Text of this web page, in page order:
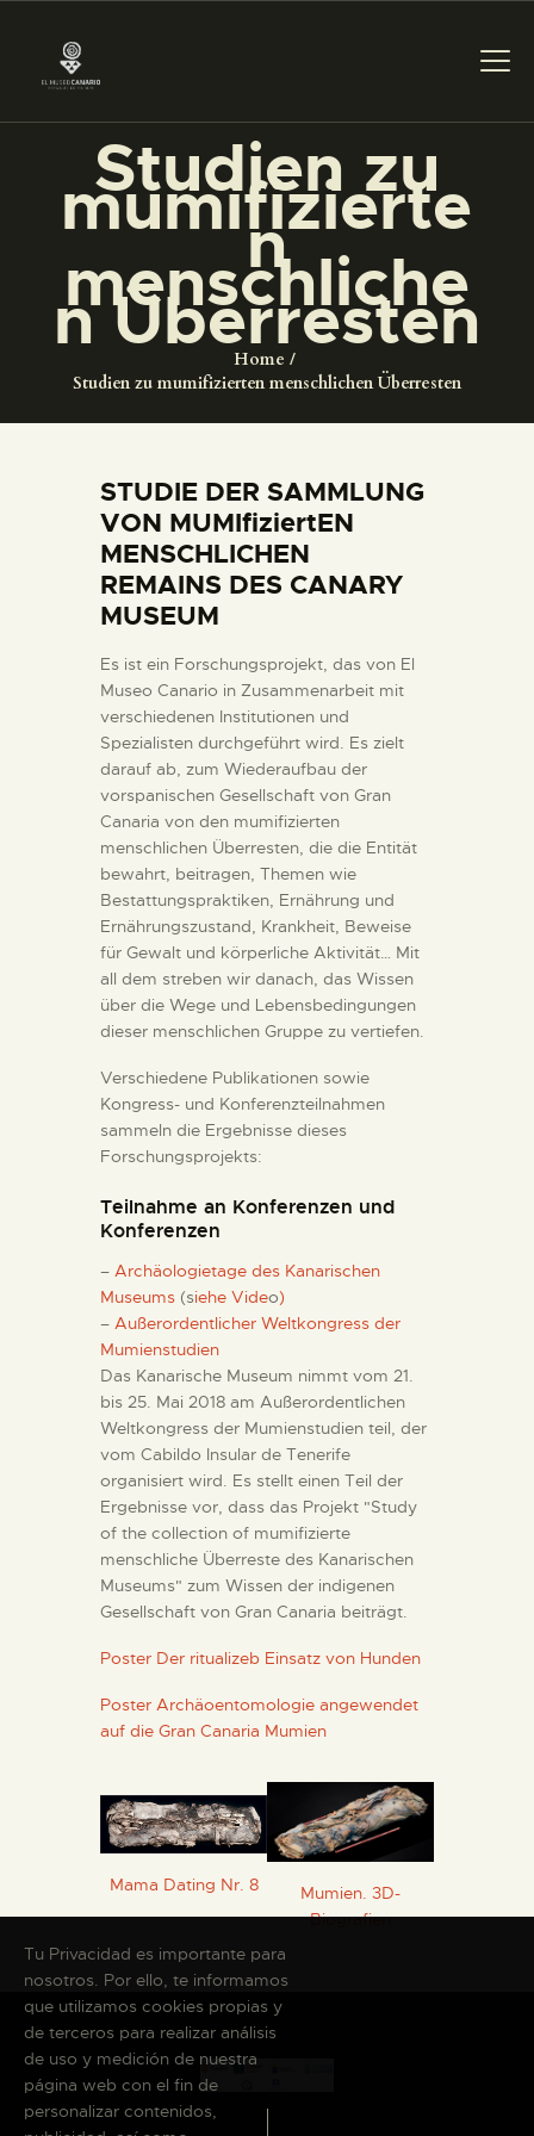
Studien zu
mumifizierte
n
menschliche
n Überresten
Home
Studien zu mumifizierten menschlichen Überresten
DAS MUSEUM
DIENSTLEISTUNGEN
DIGITALE RESSOURCEN
DAS MUSEUM
DIENSTLEISTUNGEN
DIGITALE RESSOURCEN
DEUTSCH
STUDIE DER SAMMLUNG
VON MUMIfiziertEN
MENSCHLICHEN
REMAINS DES CANARY
MUSEUM
Es ist ein Forschungsprojekt, das von El
Museo Canario in Zusammenarbeit mit
verschiedenen Institutionen und
Spezialisten durchgeführt wird. Es zielt
darauf ab, zum Wiederaufbau der
vorspanischen Gesellschaft von Gran
Canaria von den mumifizierten
menschlichen Überresten, die die Entität
bewahrt, beitragen, Themen wie
Bestattungspraktiken, Ernährung und
Ernährungszustand, Krankheit, Beweise
für Gewalt und körperliche Aktivität… Mit
all dem streben wir danach, das Wissen
über die Wege und Lebensbedingungen
dieser menschlichen Gruppe zu vertiefen.
Verschiedene Publikationen sowie
Kongress- und Konferenzteilnahmen
sammeln die Ergebnisse dieses
Forschungsprojekts:
Teilnahme an Konferenzen und
Konferenzen
– Archäologietage des Kanarischen
Museums (siehe Video)
– Außerordentlicher Weltkongress der
Mumienstudien
Das Kanarische Museum nimmt vom 21.
bis 25. Mai 2018 am Außerordentlichen
Weltkongress der Mumienstudien teil, der
vom Cabildo Insular de Tenerife
organisiert wird. Es stellt einen Teil der
Ergebnisse vor, dass das Projekt "Study
of the collection of mumifizierte
menschliche Überreste des Kanarischen
Museums" zum Wissen der indigenen
Gesellschaft von Gran Canaria beiträgt.
Poster Der ritualizeb Einsatz von Hunden
Poster Archäoentomologie angewendet
auf die Gran Canaria Mumien
Mama Dating Nr. 8
Mumien. 3D-
Biografien
Tu Privacidad es importante para
nosotros. Por ello, te informamos
que utilizamos cookies propias y
de terceros para realizar análisis
de uso y medición de nuestra
página web con el fin de
personalizar contenidos,